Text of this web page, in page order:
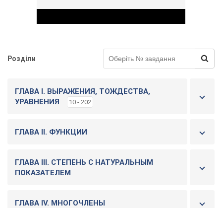
Розділи
ГЛАВА I. ВЫРАЖЕНИЯ, ТОЖДЕСТВА,
УРАВНЕНИЯ
10 - 202
ГЛАВА ІІ. ФУНКЦИИ
ГЛАВА ІІІ. СТЕПЕНЬ С НАТУРАЛЬНЫМ
ПОКАЗАТЕЛЕМ
ГЛАВА IV. МНОГОЧЛЕНЫ